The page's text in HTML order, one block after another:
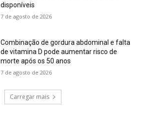
disponíveis
7 de agosto de 2026
Combinação de gordura abdominal e falta
de vitamina D pode aumentar risco de
morte após os 50 anos
7 de agosto de 2026
Carregar mais